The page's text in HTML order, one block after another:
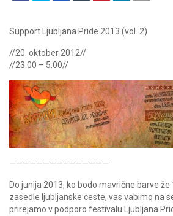
Support Ljubljana Pride 2013 (vol. 2)
//20. oktober 2012//
//23.00 – 5.00//
————————–——————
Do junija 2013, ko bodo mavrične barve
zasedle ljubljanske ceste, vas vabimo na
prirejamo v podporo festivalu Ljubljana